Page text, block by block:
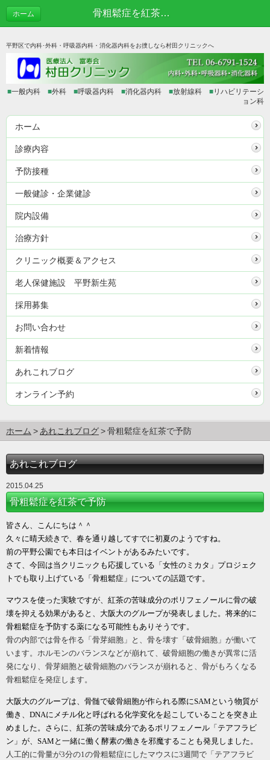
骨粗鬆症を紅茶で予防 | あれこれブログ
ホーム
平野区で内科･外科・呼吸器内科・消化器内科をお捜しなら村田クリニックへ
■一般内科 ■外科 ■呼吸器内科 ■消化器内科 ■放射線科 ■リハビリテーシ
ョン科
ホーム
診療内容
予防接種
一般健診・企業健診
院内設備
治療方針
クリニック概要＆アクセス
老人保健施設 平野新生苑
採用募集
お問い合わせ
新着情報
あれこれブログ
オンライン予約
ホーム あれこれブログ 骨粗鬆症を紅茶で予防
あれこれブログ
2015.04.25
骨粗鬆症を紅茶で予防
皆さん、こんにちは＾＾
久々に晴天続きで、春を通り越してすでに初夏のようですね。
前の平野公園でも本日はイベントがあるみたいです。
さて、今回は当クリニックも応援している「女性のミカタ」プロジェク
トでも取り上げている「骨粗鬆症」についての話題です。
マウスを使った実験ですが、紅茶の苦味成分のポリフェノールに骨の破
壊を抑える効果があると、大阪大のグループが発表しました。将来的に
骨粗鬆症を予防する薬になる可能性もありそうです。
骨の内部では骨を作る「骨芽細胞」と、骨を壊す「破骨細胞」が働いて
います。ホルモンのバランスなどが崩れて、破骨細胞の働きが異常に活
発になり、骨芽細胞と破骨細胞のバランスが崩れると、骨がもろくなる
骨粗鬆症を発症します。
大阪大のグループは、骨髄で破骨細胞が作られる際にSAMという物質が
働き、DNAにメチル化と呼ばれる化学変化を起こしていることを突き止
めました。さらに、紅茶の苦味成分であるポリフェノール「テアフラビ
ン」が、SAMと一緒に働く酵素の働きを邪魔することも発見しました。
人工的に骨量が3分の1の骨粗鬆症にしたマウスに3週間で「テアフラビ